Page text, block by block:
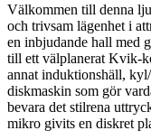
Välkommen till denna
och trivsam lägenhet i
en inbjudande hall med
till ett välplanerat Kvik-
annat induktionshäll,
diskmaskin som gör
bevara det stilrena
mikro givits en diskret